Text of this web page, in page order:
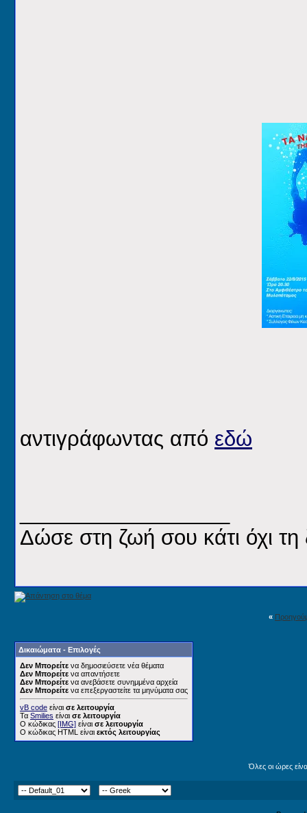
αντιγράφωντας από εδώ
Δώσε στη ζωή σου κάτι όχι τη
«
Δικαιώματα - Επιλογές
Δεν Μπορείτε να δημοσιεύσετε νέα θέματα
Δεν Μπορείτε να απαντήσετε
Δεν Μπορείτε να ανεβάσετε συνημμένα αρχεία
Δεν Μπορείτε να επεξεργαστείτε τα μηνύματα σας
vB code είναι σε λειτουργία
Τα Smilies είναι σε λειτουργία
Ο κώδικας [IMG] είναι σε λειτουργία
Ο κώδικας HTML είναι εκτός λειτουργίας
Όλες οι ώρες